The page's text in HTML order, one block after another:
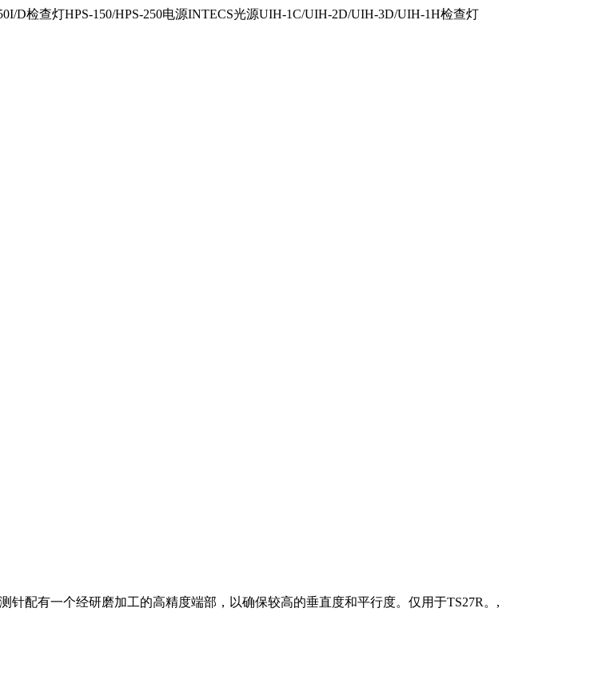
检查灯HPS-150/HPS-250电源INTECS光源UIH-1C/UIH-2D/UIH-3D/UIH-1H检查灯
针配有一个经研磨加工的高精度端部，以确保较高的垂直度和平行度。仅用于TS27R。,